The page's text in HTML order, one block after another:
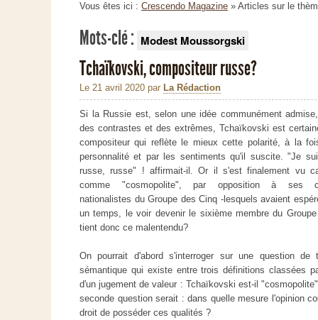
Vous êtes ici : Crescendo Magazine » Articles sur le
Mots-clé : Modest Moussorgski
Tchaïkovski, compositeur russe?
Le 21 avril 2020 par La Rédaction
Si la Russie est, selon une idée communément
des contrastes et des extrêmes, Tchaïkovski est
compositeur qui reflète le mieux cette polarité, à la
personnalité et par les sentiments qu'il suscite. "Je
russe, russe" ! affirmait-il. Or il s'est finalement vu
comme "cosmopolite", par opposition à ses
nationalistes du Groupe des Cinq -lesquels avaient
un temps, le voir devenir le sixième membre du
tient donc ce malentendu?
On pourrait d'abord s'interroger sur une question de
sémantique qui existe entre trois définitions classées
d'un jugement de valeur : Tchaïkovski est-il
seconde question serait : dans quelle mesure l'opinion
droit de posséder ces qualités ?